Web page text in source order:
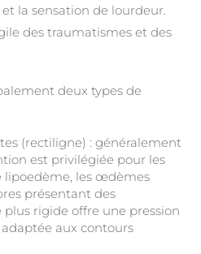
la sensation de lourdeur.
des traumatismes et des
deux types de
(rectiligne) : généralement
est privilégiée pour les
lipoedème, les œdèmes
présentant des
rigide offre une pression
aux contours